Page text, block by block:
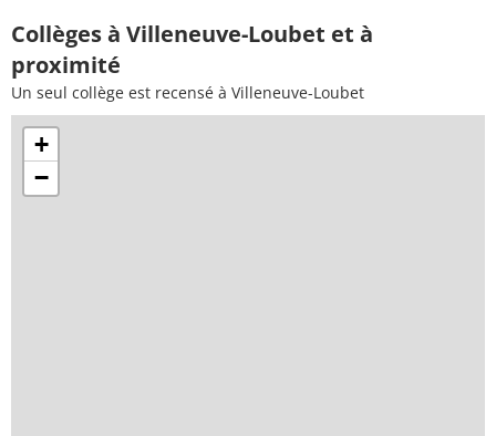
Collèges à Villeneuve-Loubet et à
proximité
Un seul collège est recensé à Villeneuve-Loubet
+
−